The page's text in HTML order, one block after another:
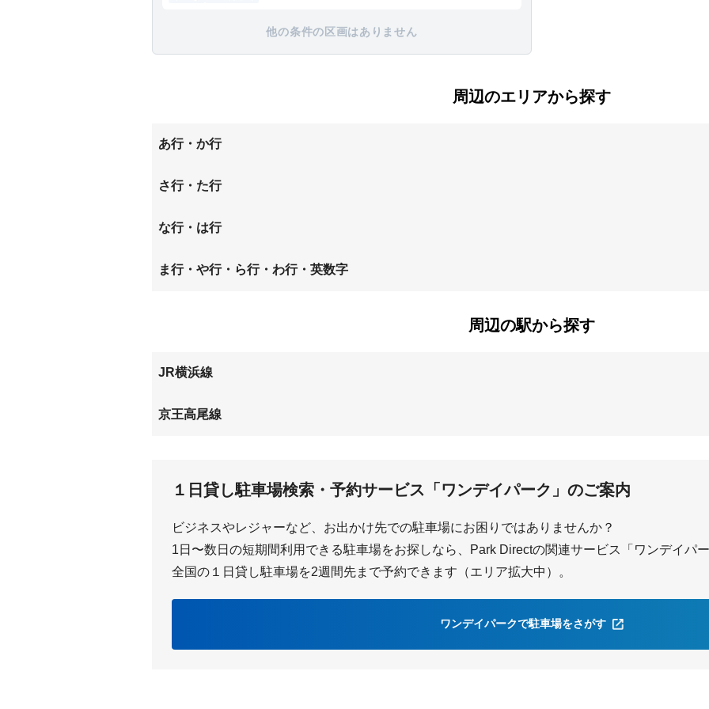
他の条件の区画はありません
周辺のエリアから探す
あ行・か行
相原
子安町
さ行・た行
台町
な行・は行
七国 西片倉
ま行・や行・ら行・わ行・英数字
周辺の駅から探す
JR横浜線
八王子みなみ野
京王高尾線
１日貸し駐車場検索・予約サービス「ワンデイパーク」のご案内
ビジネスやレジャーなど、お出かけ先での駐車場にお困りではありませんか？
1日〜数日の短期間利用できる駐車場をお探しなら、Park Directの関連サービス「ワンデイパ
全国の１日貸し駐車場を2週間先まで予約できます（エリア拡大中）。
ワンデイパークで駐車場をさがす